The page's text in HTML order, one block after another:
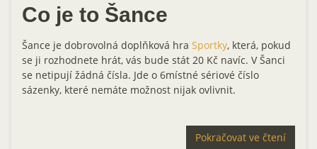
Co je to Šance
Šance je dobrovolná doplňková hra Sportky, která, pokud
se ji rozhodnete hrát, vás bude stát 20 Kč navíc. V Šanci
se netipují žádná čísla. Jde o 6místné sériové číslo
sázenky, které nemáte možnost nijak ovlivnit.
Pokračovat ve čtení